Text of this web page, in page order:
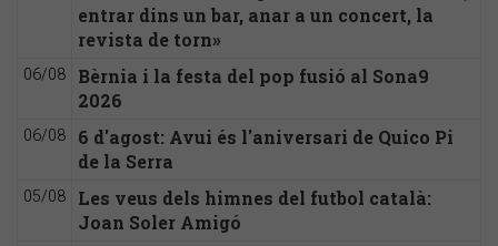
entrar dins un bar, anar a un concert, la
revista de torn»
06/08
Bèrnia i la festa del pop fusió al Sona9
2026
06/08
6 d'agost: Avui és l'aniversari de Quico Pi
de la Serra
05/08
Les veus dels himnes del futbol català:
Joan Soler Amigó